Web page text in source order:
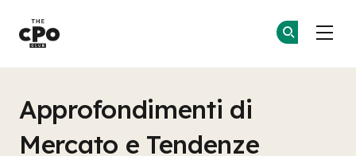
Approfondimenti di
Mercato e Tendenze